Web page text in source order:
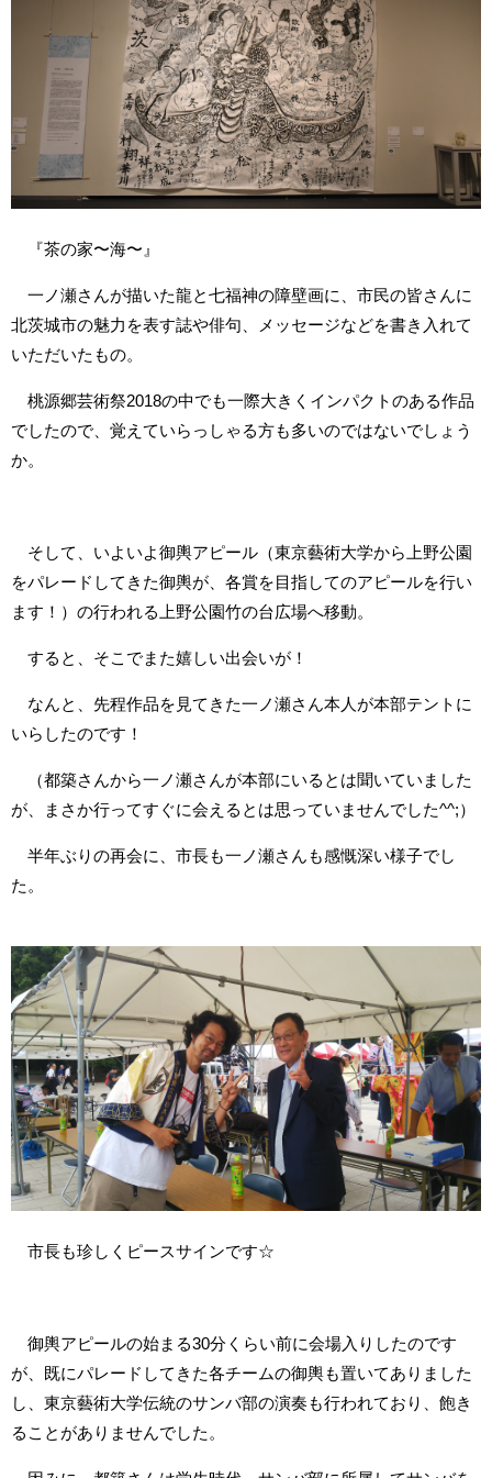
『茶の家〜海〜』
一ノ瀬さんが描いた龍と七福神の障壁画に、市民の皆さんに
北茨城市の魅力を表す誌や俳句、メッセージなどを書き入れて
いただいたもの。
桃源郷芸術祭2018の中でも一際大きくインパクトのある作品
でしたので、覚えていらっしゃる方も多いのではないでしょう
か。
そして、いよいよ御輿アピール（東京藝術大学から上野公園
をパレードしてきた御輿が、各賞を目指してのアピールを行い
ます！）の行われる上野公園竹の台広場へ移動。
すると、そこでまた嬉しい出会いが！
なんと、先程作品を見てきた一ノ瀬さん本人が本部テントに
いらしたのです！
（都築さんから一ノ瀬さんが本部にいるとは聞いていました
が、まさか行ってすぐに会えるとは思っていませんでした^^;）
半年ぶりの再会に、市長も一ノ瀬さんも感慨深い様子でし
た。
市長も珍しくピースサインです☆
御輿アピールの始まる30分くらい前に会場入りしたのです
が、既にパレードしてきた各チームの御輿も置いてありました
し、東京藝術大学伝統のサンバ部の演奏も行われており、飽き
ることがありませんでした。